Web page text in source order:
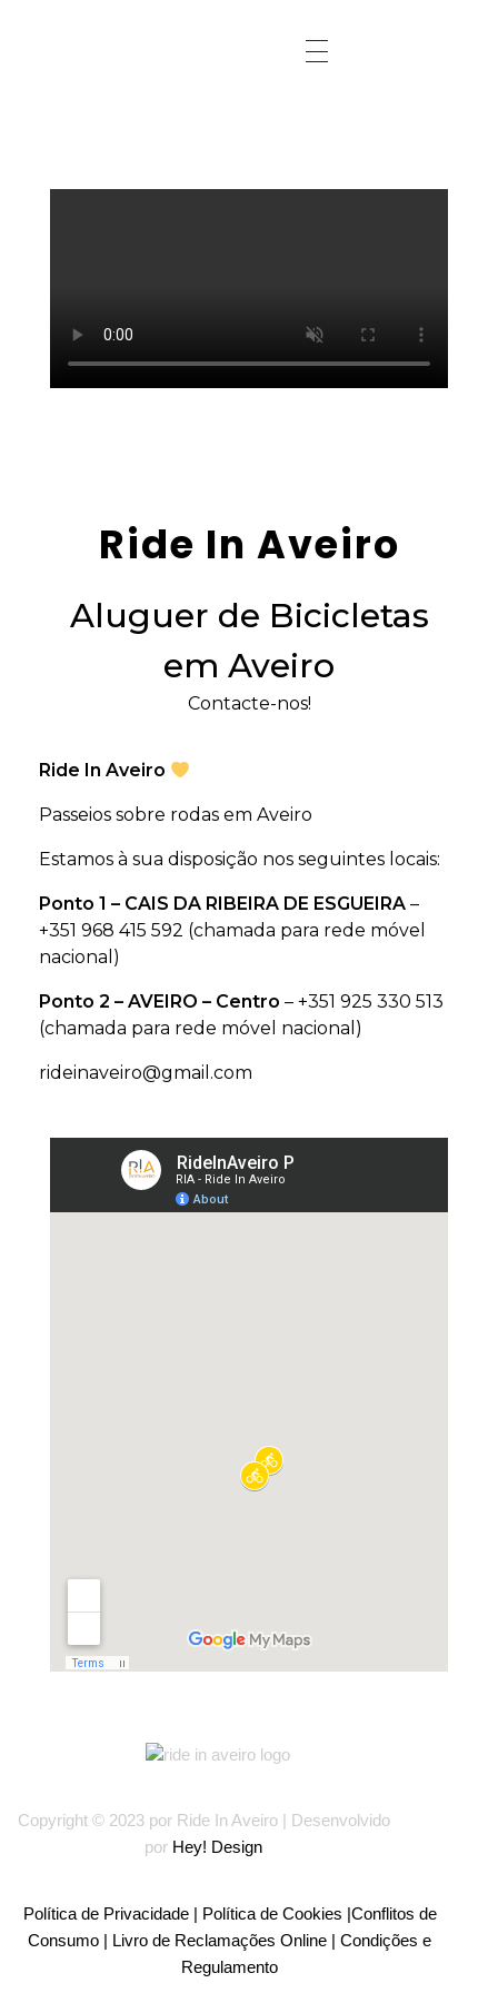
Ride In Aveiro
Aluguer de Bicicletas
em Aveiro
Contacte-nos!
Ride In Aveiro
Passeios sobre rodas em Aveiro
Estamos à sua disposição nos seguintes locais:
Ponto 1 – CAIS DA RIBEIRA DE ESGUEIRA –
+351 968 415 592 (chamada para rede móvel
nacional)
Ponto 2 – AVEIRO – Centro – +351 925 330 513
(chamada para rede móvel nacional)
rideinaveiro@gmail.com
Copyright © 2023 por Ride In Aveiro | Desenvolvido
por Hey! Design
Política de Privacidade | Política de Cookies |Conflitos de
Consumo | Livro de Reclamações Online | Condições e
Regulamento